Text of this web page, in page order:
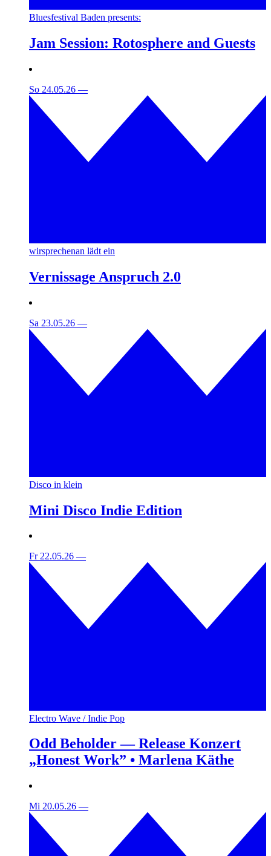
Bluesfestival Baden presents:
Jam Session: Rotosphere and Guests
So 24.05.26 —
wirsprechenan lädt ein
Vernissage Anspruch 2.0
Sa 23.05.26 —
Disco in klein
Mini Disco Indie Edition
Fr 22.05.26 —
Electro Wave / Indie Pop
Odd Beholder — Release Konzert
„Honest Work” • Marlena Käthe
Mi 20.05.26 —